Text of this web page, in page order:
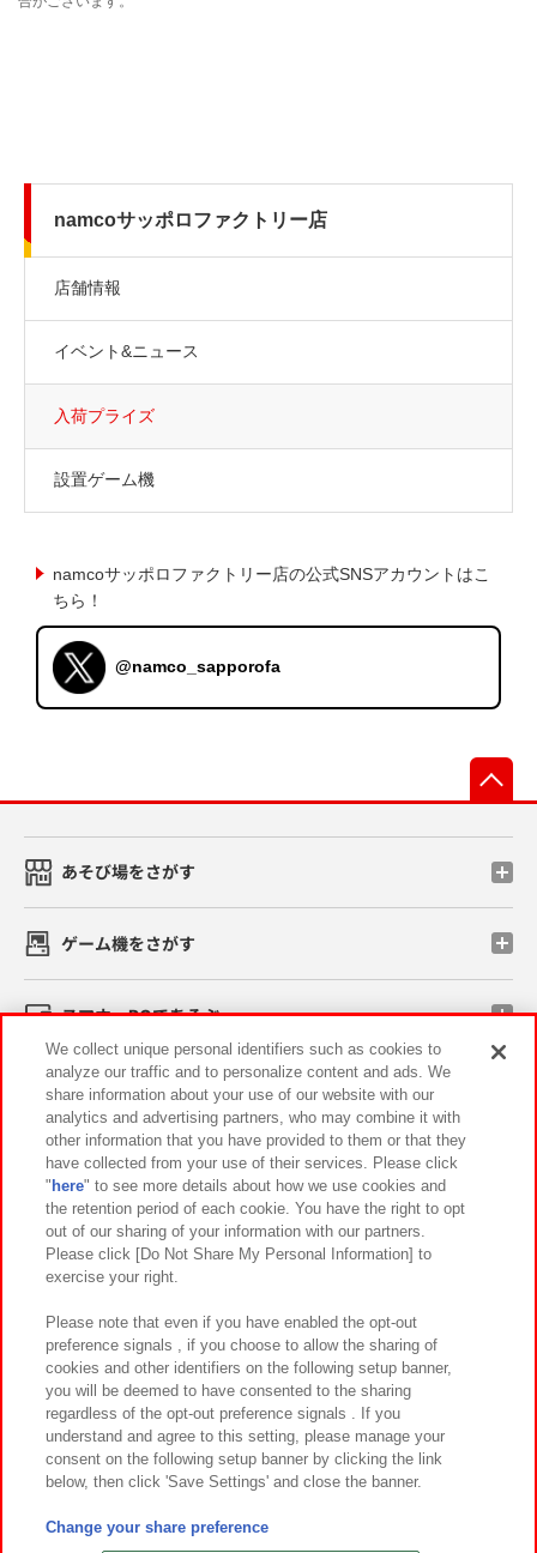
namcoサッポロファクトリー店
店舗情報
イベント&ニュース
入荷プライズ
設置ゲーム機
namcoサッポロファクトリー店の公式SNSアカウントはこ
ちら！
@namco_sapporofa
あそび場をさがす
ゲーム機をさがす
スマホ・PCであそぶ
イベント・キャンペーン
関連会社 サステナビリティ サイトポリシー
プライバシーポリシー ウェブアクセシビリティ方針と検証結果
お取引先さまとともに
カスタマーハラスメント対応方針 よくあるご質問・お問い合わせ
©Bandai Namco Amusement Inc.
©Bandai Namco Amusement Lab Inc.
We collect unique personal identifiers such as cookies to
analyze our traffic and to personalize content and ads. We
share information about your use of our website with our
analytics and advertising partners, who may combine it with
other information that you have provided to them or that they
have collected from your use of their services. Please click
" here" to see more details about how we use cookies and
the retention period of each cookie. You have the right to opt
out of our sharing of your information with our partners.
Please click [Do Not Share My Personal Information] to
exercise your right.
Please note that even if you have enabled the opt-out
preference signals , if you choose to allow the sharing of
cookies and other identifiers on the following setup banner,
you will be deemed to have consented to the sharing
regardless of the opt-out preference signals . If you
understand and agree to this setting, please manage your
consent on the following setup banner by clicking the link
below, then click 'Save Settings' and close the banner.
Change your share preference